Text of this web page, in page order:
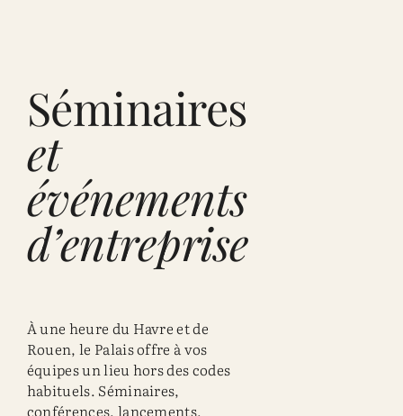
Séminaires
et
événements
d’entreprise
À une heure du Havre et de
Rouen, le Palais offre à vos
équipes un lieu hors des codes
habituels. Séminaires,
conférences, lancements,